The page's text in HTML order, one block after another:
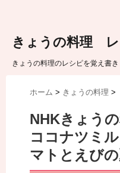
きょうの料理
きょうの料理のレシピを覚え書
ホーム > きょうの料理 >
NHKきょう
ココナツミ
マトとえび